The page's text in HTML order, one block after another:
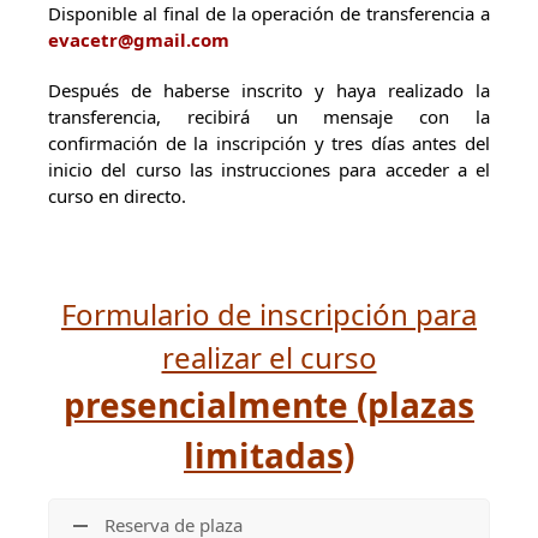
Disponible al final de la operación de transferencia a
evacetr@gmail.com
Después de haberse inscrito y haya realizado la
transferencia, recibirá un mensaje con la
confirmación de la inscripción y tres días antes del
inicio del curso las instrucciones para acceder a el
curso en directo.
Formulario de inscripción para
realizar el curso
presencialmente (plazas
limitadas)
Reserva de plaza